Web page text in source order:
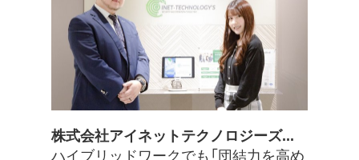
株式会社アイネットテクノロジーズ...
ハイブリッドワークでも「団結力を高め